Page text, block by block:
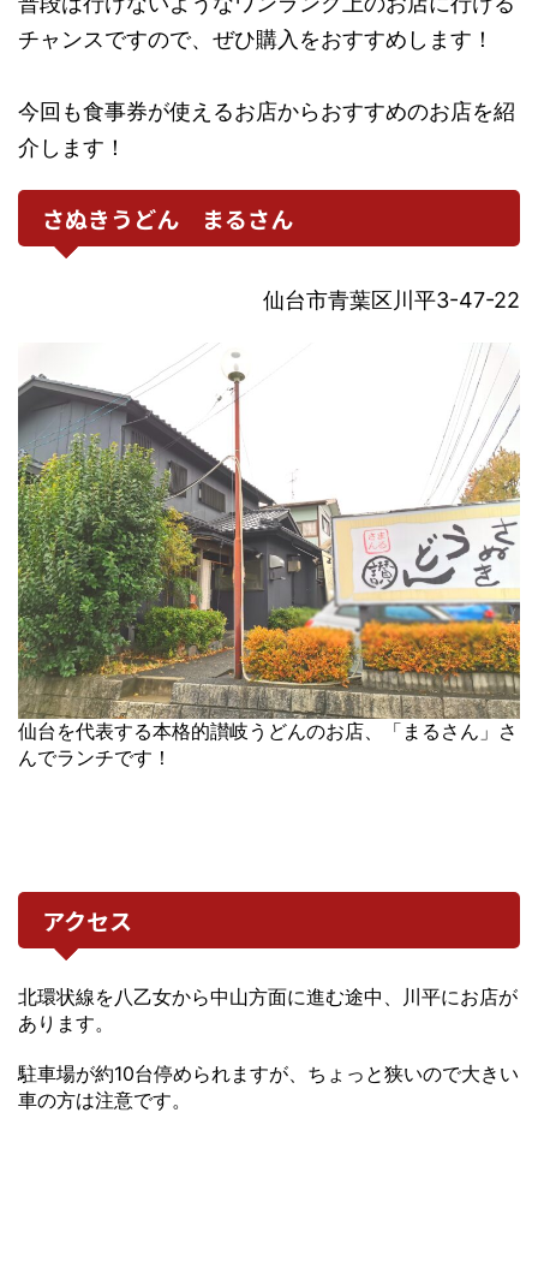
チャンスですので、ぜひ購入をおすすめします！
今回も食事券が使えるお店からおすすめのお店を紹
介します！
さぬきうどん まるさん
仙台市青葉区川平3-47-22
仙台を代表する本格的讃岐うどんのお店、「まるさん」さ
んでランチです！
アクセス
北環状線を八乙女から中山方面に進む途中、川平にお店が
あります。
駐車場が約10台停められますが、ちょっと狭いので大きい
車の方は注意です。